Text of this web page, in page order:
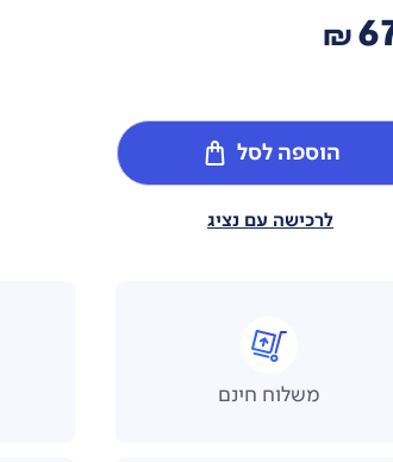
₪
הוספה לסל
לרכישה עם נציג
משלוח חינם